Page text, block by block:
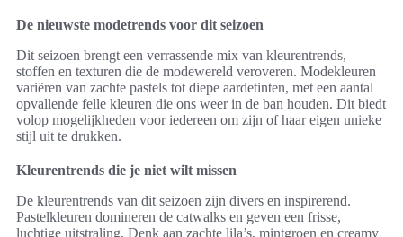
De nieuwste modetrends voor dit seizoen
Dit seizoen brengt een verrassende mix van kleurentrends,
stoffen en texturen die de modewereld veroveren. Modekleuren
variëren van zachte pastels tot diepe aardetinten, met een aantal
opvallende felle kleuren die ons weer in de ban houden. Dit biedt
volop mogelijkheden voor iedereen om zijn of haar eigen unieke
stijl uit te drukken.
Kleurentrends die je niet wilt missen
De kleurentrends van dit seizoen zijn divers en inspirerend.
Pastelkleuren domineren de catwalks en geven een frisse,
luchtige uitstraling. Denk aan zachte lila’s, mintgroen en creamy